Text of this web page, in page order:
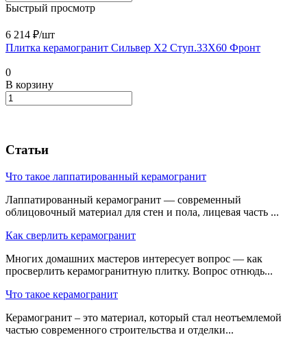
Быстрый просмотр
6 214 ₽/шт
Плитка керамогранит Сильвер Х2 Ступ.33X60 Фронт
0
В корзину
Статьи
Что такое лаппатированный керамогранит
Лаппатированный керамогранит — современный
облицовочный материал для стен и пола, лицевая часть ...
Как сверлить керамогранит
Многих домашних мастеров интересует вопрос — как
просверлить керамогранитную плитку. Вопрос отнюдь...
Что такое керамогранит
Керамогранит – это материал, который стал неотъемлемой
частью современного строительства и отделки...